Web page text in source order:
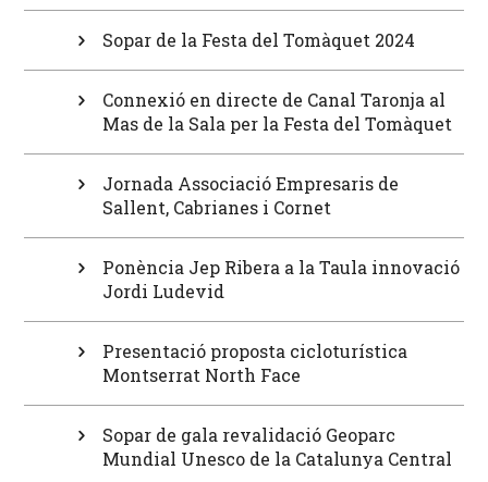
Sopar de la Festa del Tomàquet 2024
Connexió en directe de Canal Taronja al
Mas de la Sala per la Festa del Tomàquet
Jornada Associació Empresaris de
Sallent, Cabrianes i Cornet
Ponència Jep Ribera a la Taula innovació
Jordi Ludevid
Presentació proposta cicloturística
Montserrat North Face
Sopar de gala revalidació Geoparc
Mundial Unesco de la Catalunya Central